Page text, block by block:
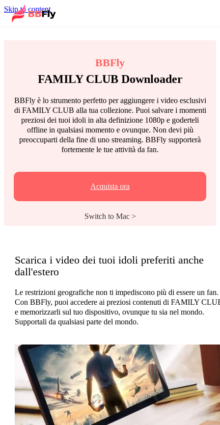
Skip to content
BBFly
FAMILY CLUB Downloader
BBFly è lo strumento perfetto per aggiungere i video esclusivi
di FAMILY CLUB alla tua collezione. Puoi salvare i momenti
preziosi dei tuoi idoli in alta definizione 1080p e goderteli
offline in qualsiasi momento e ovunque. Non devi più
preoccuparti della fine di uno streaming. BBFly supporterà
fortemente le tue attività da fan.
Acquista ora
Switch to Mac >
Scarica i video dei tuoi idoli preferiti anche
dall'estero
Le restrizioni geografiche non ti impediscono più di essere un fan.
Con BBFly, puoi accedere ai preziosi contenuti di FAMILY
e memorizzarli sul tuo dispositivo, ovunque tu sia nel mondo.
Supportali da qualsiasi parte del mondo.